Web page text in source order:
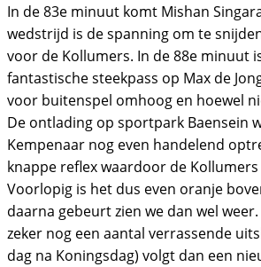
In de 83e minuut komt Mishan
wedstrijd is de spanning om te
voor de Kollumers. In de 88e minuut
fantastische steekpass op Max de
voor buitenspel omhoog en hoewel
De ontlading op sportpark Baensein
Kempenaar nog even handelend
knappe reflex waardoor de
Voorlopig is het dus even oranje
daarna gebeurt zien we dan wel
zeker nog een aantal verrassende
dag na Koningsdag) volgt dan een